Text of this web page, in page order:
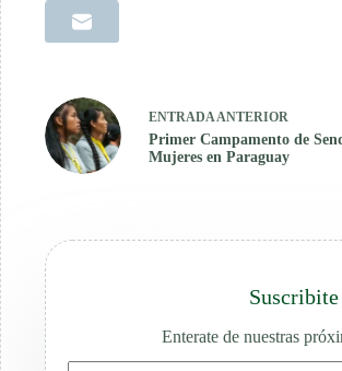
ENTRADA ANTERIOR
Primer Campamento de
Mujeres en Paraguay
Enterate de nuestras